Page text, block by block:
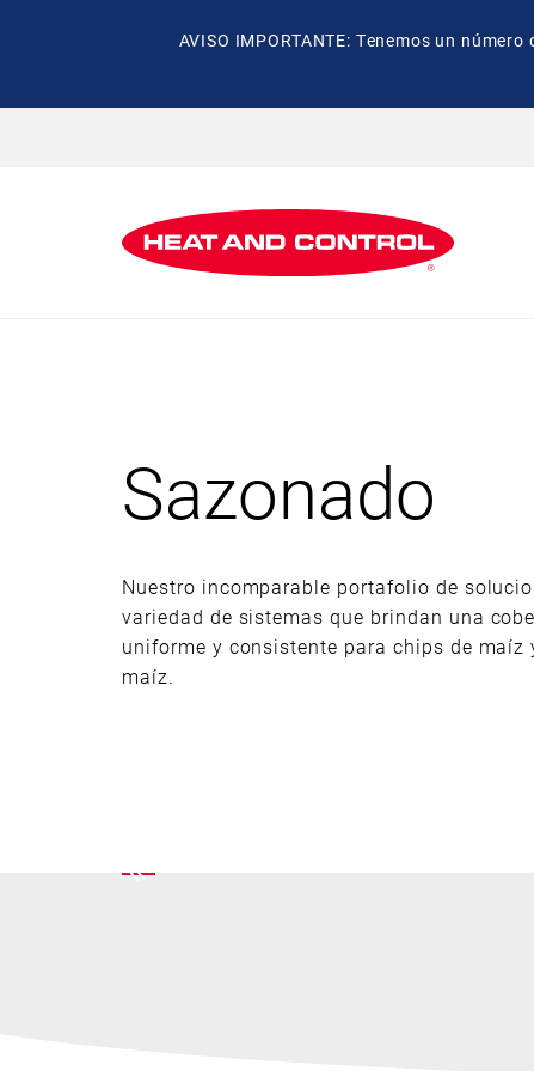
AVISO IMPORTANTE: Tenemos un
Sazonado
Nuestro incomparable portafolio de
variedad de sistemas que brindan una
uniforme y consistente para chips de maíz
maíz.